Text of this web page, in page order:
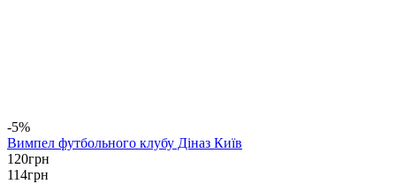
-5%
Вимпел футбольного клубу Діназ Київ
120грн
114грн